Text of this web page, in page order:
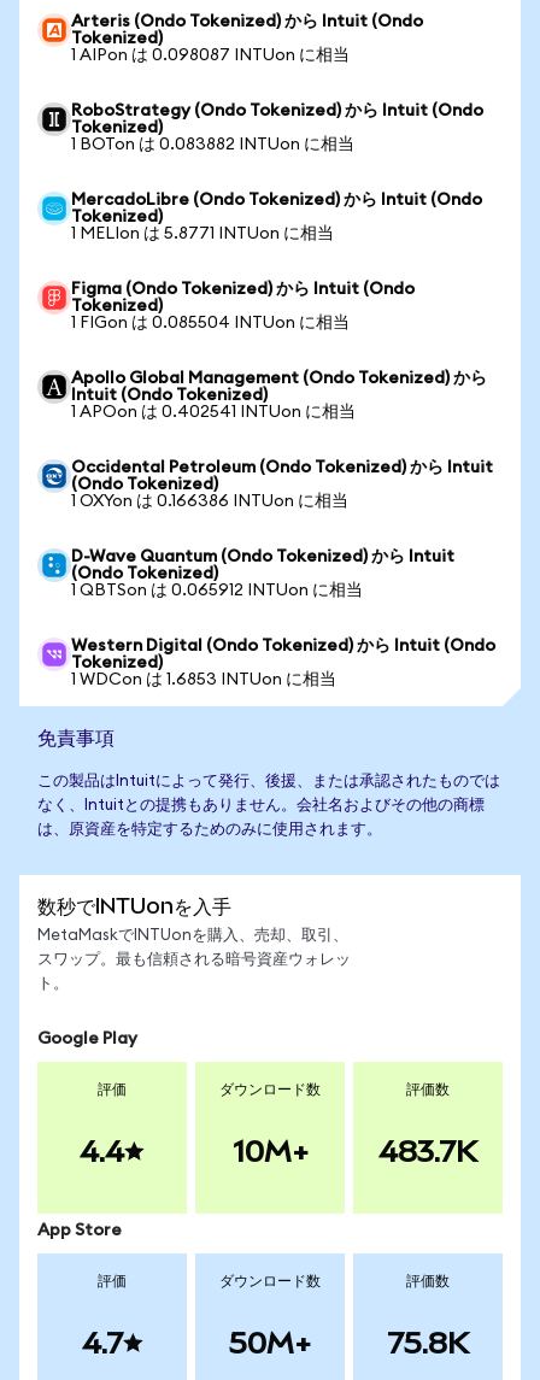
Arteris (Ondo Tokenized) から Intuit (Ondo
Tokenized)
1 AIPon は 0.098087 INTUon に相当
RoboStrategy (Ondo Tokenized) から Intuit (Ondo
Tokenized)
1 BOTon は 0.083882 INTUon に相当
MercadoLibre (Ondo Tokenized) から Intuit (Ondo
Tokenized)
1 MELIon は 5.8771 INTUon に相当
Figma (Ondo Tokenized) から Intuit (Ondo
Tokenized)
1 FIGon は 0.085504 INTUon に相当
Apollo Global Management (Ondo Tokenized) から
Intuit (Ondo Tokenized)
1 APOon は 0.402541 INTUon に相当
Occidental Petroleum (Ondo Tokenized) から Intuit
(Ondo Tokenized)
1 OXYon は 0.166386 INTUon に相当
D-Wave Quantum (Ondo Tokenized) から Intuit
(Ondo Tokenized)
1 QBTSon は 0.065912 INTUon に相当
Western Digital (Ondo Tokenized) から Intuit (Ondo
Tokenized)
1 WDCon は 1.6853 INTUon に相当
免責事項
この製品はIntuitによって発行、後援、または承認されたものでは
なく、Intuitとの提携もありません。会社名およびその他の商標
は、原資産を特定するためのみに使用されます。
数秒でINTUonを入手
MetaMaskでINTUonを購入、売却、取引、
スワップ。最も信頼される暗号資産ウォレッ
ト。
Google Play
評価
4.4
ダウンロード数
10M+
評価数
483.7K
App Store
評価
4.7
ダウンロード数
50M+
評価数
75.8K